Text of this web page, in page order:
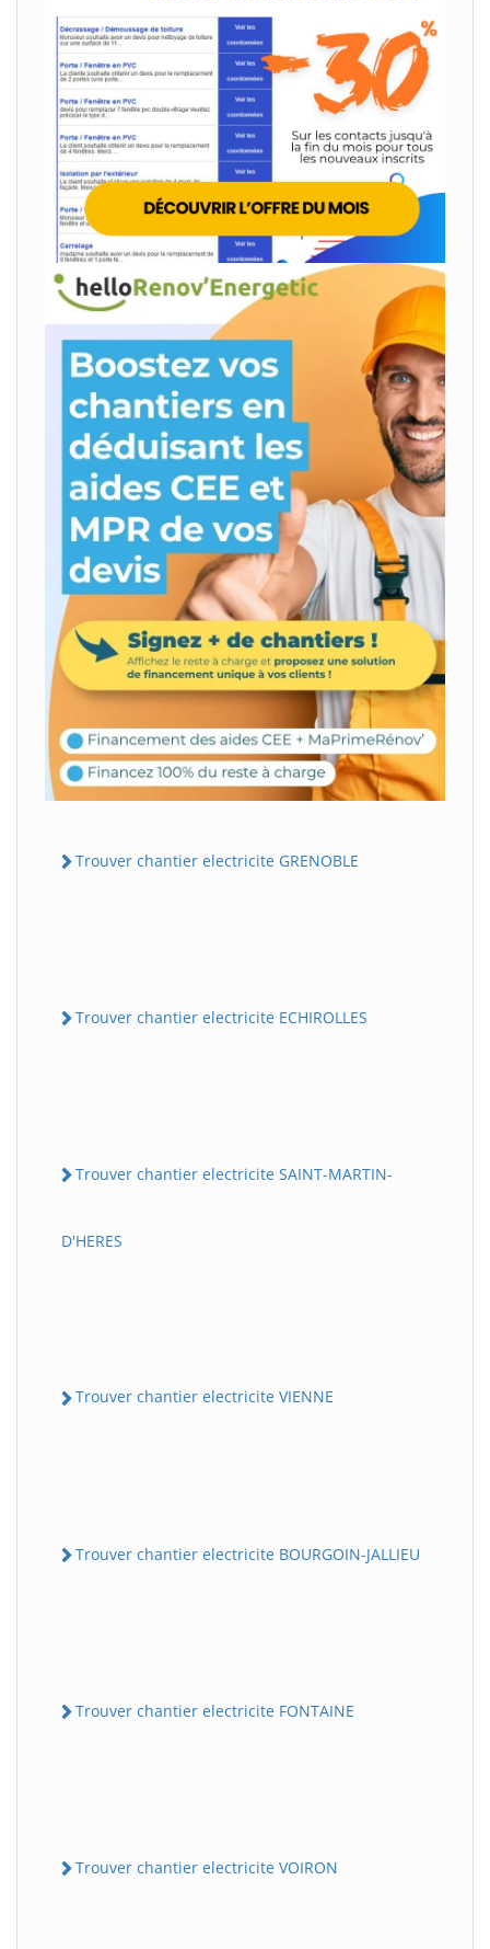
Trouver chantier electricite GRENOBLE
Trouver chantier electricite ECHIROLLES
Trouver chantier electricite SAINT-MARTIN-
D'HERES
Trouver chantier electricite VIENNE
Trouver chantier electricite BOURGOIN-JALLIEU
Trouver chantier electricite FONTAINE
Trouver chantier electricite VOIRON